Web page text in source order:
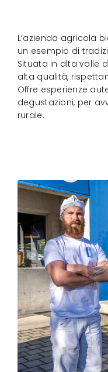
L’azienda agricola
un esempio di
Situata in alta valle
alta qualità,
Offre esperienze
degustazioni, per
rurale.